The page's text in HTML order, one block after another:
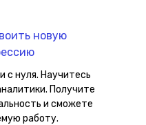
новую
с нуля. Научитесь
Получите
и сможете
работу.